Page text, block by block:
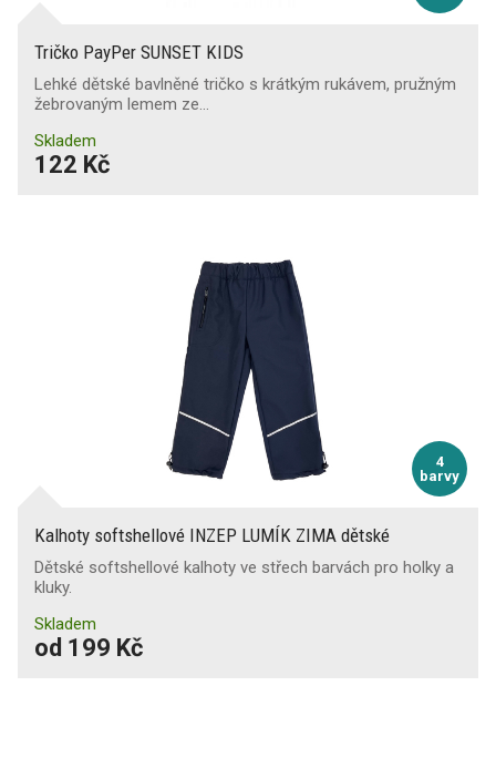
Absorpce energie v patě
Ochrana proti nárazům nártu
Ochrana kotníků
Svršek odolný proti proříznutí
Odolnost proti chladu (1)
Odolnost proti kontaktnímu teplu
Odolnost špičky proti odírání
Tričko PayPer SUNSET KIDS
Lehké dětské bavlněné tričko s krátkým rukávem, pružným
žebrovaným lemem ze…
Skladem
122 Kč
4
barvy
Kalhoty softshellové INZEP LUMÍK ZIMA dětské
Dětské softshellové kalhoty ve střech barvách pro holky a
kluky.
Skladem
od 199 Kč